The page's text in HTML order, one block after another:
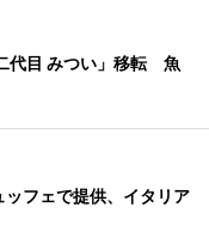
代目 みつい」移転 魚
フェで提供、イタリア